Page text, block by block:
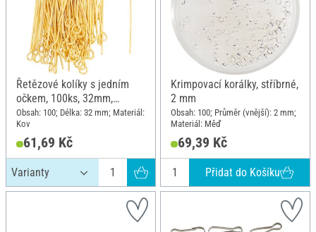
Řetězové kolíky s jedním
očkem, 100ks, 32mm,
Pozlacený
Obsah: 100; Délka: 32 mm; Materiál:
Kov
61,69 Kč
Krimpovací korálky, stříbrné,
2 mm
Obsah: 100; Průměr (vnější): 2 mm;
Materiál: Měď
69,39 Kč
Přidat do Košíku